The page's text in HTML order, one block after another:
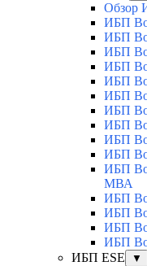
Обзор
ИБП
ИБП
ИБП
ИБП
ИБП
ИБП
ИБП
ИБП
ИБП
ИБП
ИБП
МВА
ИБП
ИБП
ИБП
ИБП
ИБП ESE
▼